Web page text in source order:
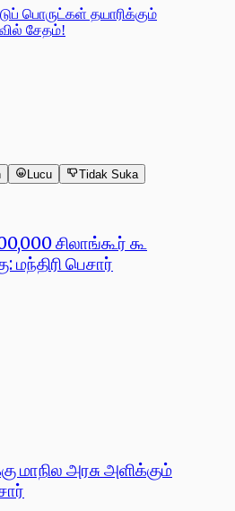
Lucu Tidak Suka
சிலாங்கூர் கூ
பெசார்
மாநில அரசு அளிக்கும்